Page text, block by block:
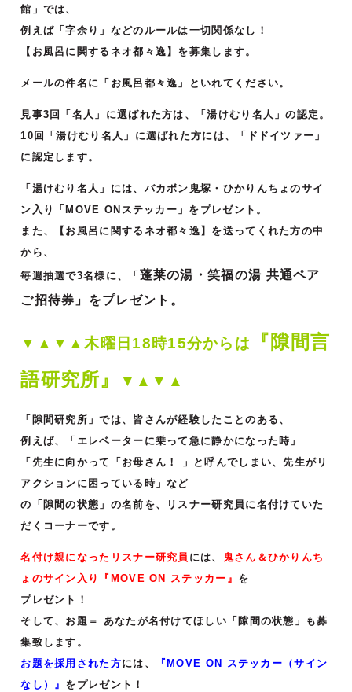
館」では、
例えば「字余り」などのルールは一切関係なし！
【お風呂に関するネオ都々逸】を募集します。
メールの件名に「お風呂都々逸」といれてください。
見事3回「名人」に選ばれた方は、「湯けむり名人」の認定。
10回「湯けむり名人」に選ばれた方には、「ドドイツァー」
に認定します。
「湯けむり名人」には、バカボン鬼塚・ひかりんちょのサイ
ン入り「MOVE ONステッカー」をプレゼント。
また、【お風呂に関するネオ都々逸】を送ってくれた方の中
から、
毎週抽選で3名様に、「 蓬莱の湯・笑福の湯 共通ペア
ご招待券」をプレゼント。
▼▲▼▲木曜日18時15分からは
『隙間言
語研究所』
▼▲▼▲
「隙間研究所」では、皆さんが経験したことのある、
例えば、「エレベーターに乗って急に静かになった時」
「先生に向かって「お母さん！ 」と呼んでしまい、先生がリ
アクションに困っている時」など
の「隙間の状態」の名前を、リスナー研究員に名付けていた
だくコーナーです。
名付け親になったリスナー研究員 には、 鬼さん＆ひかりんち
ょのサイン入り『MOVE ON ステッカー』 を
プレゼント！
そして、お題＝ あなたが名付けてほしい「隙間の状態」も募
集致します。
お題を採用された方には、
『MOVE ON ステッカー（サイン
なし）』 をプレゼント！